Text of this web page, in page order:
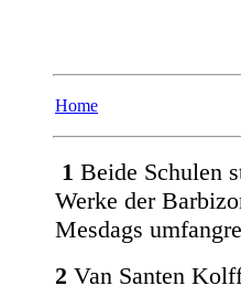
Home
1 Beide Schulen
Werke der
Mesdags
2 Van Santen